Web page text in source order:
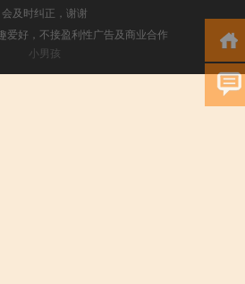
会及时纠正，谢谢
爱好，不接盈利性广告及商业合作
小男孩